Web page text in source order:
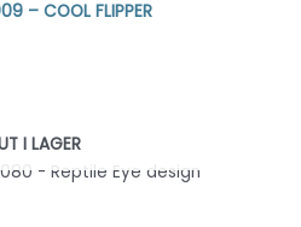
– COOL FLIPPER
I LAGER